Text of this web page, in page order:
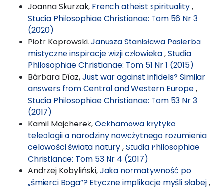
Joanna Skurzak, French atheist spirituality,
Studia Philosophiae Christianae: Tom 56 Nr 3
(2020)
Piotr Koprowski,Janusza Stanisława Pasierba
mistyczne inspiracje wizji człowieka,Studia
Philosophiae Christianae: Tom 51 Nr 1 (2015)
Bárbara Díaz,Just war against infidels? Similar
answers from Central and Western Europe,
Studia Philosophiae Christianae: Tom 53 Nr 3
(2017)
Kamil Majcherek,Ockhamowa krytyka
teleologii a narodziny nowożytnego rozumienia
celowości świata natury,Studia Philosophiae
Christianae: Tom 53 Nr 4 (2017)
Andrzej Kobyliński,Jaka normatywność po
„śmierci Boga”? Etyczne implikacje myśli słabej,